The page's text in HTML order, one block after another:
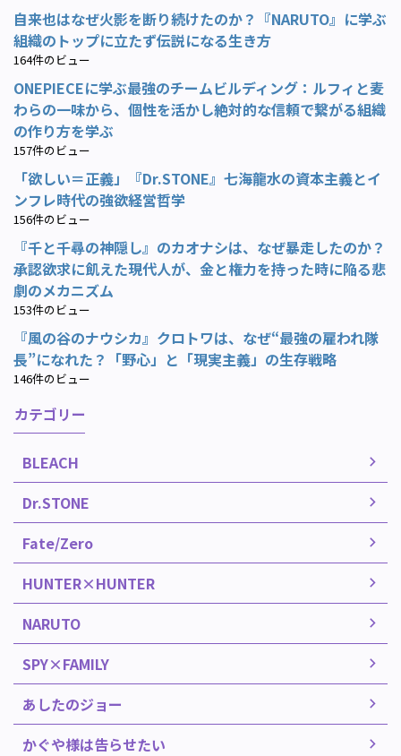
自来也はなぜ火影を断り続けたのか？『NARUTO』に学ぶ
組織のトップに立たず伝説になる生き方
164件のビュー
ONEPIECEに学ぶ最強のチームビルディング：ルフィと麦
わらの一味から、個性を活かし絶対的な信頼で繋がる組織
の作り方を学ぶ
157件のビュー
「欲しい＝正義」『Dr.STONE』七海龍水の資本主義とイ
ンフレ時代の強欲経営哲学
156件のビュー
『千と千尋の神隠し』のカオナシは、なぜ暴走したのか？
承認欲求に飢えた現代人が、金と権力を持った時に陥る悲
劇のメカニズム
153件のビュー
『風の谷のナウシカ』クロトワは、なぜ“最強の雇われ隊
長”になれた？「野心」と「現実主義」の生存戦略
146件のビュー
カテゴリー
BLEACH
Dr.STONE
Fate/Zero
HUNTER×HUNTER
NARUTO
SPY×FAMILY
あしたのジョー
かぐや様は告らせたい